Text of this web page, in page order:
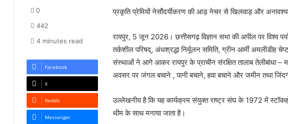
प्रकृति प्रेमियों नेसौंदर्यीकरण की आड़ नेचर से खिलवाड़ और
रायपुर, 5 जून 2026। छत्तीसगढ़ विज्ञान सभा की अपील पर विश्व
तर्कशील परिषद्, अंधश्रद्धा निर्मूलन समिति, ग्रीन आर्मी अमलीडीह
संस्थाओं ने आगे आकर रायपुर के प्राचीन संरक्षित तालाब तेलीबांधा –
अवसर पर जंगल बचाने , पानी बचाने, हवा बचाने और जमीन तथा
उल्लेखनीय है कि यह कार्यक्रम संयुक्त राष्ट्र संघ के 1972 में
थीम के साथ मनाया जाता है।
0
442
4 minutes read
Facebook
X
Reddit
Messenger